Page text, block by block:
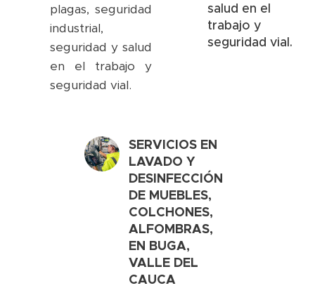
plagas, seguridad
industrial,
seguridad y salud
en el trabajo y
seguridad vial.
salud en el
trabajo y
seguridad vial.
SERVICIOS EN
LAVADO Y
DESINFECCIÓN
DE MUEBLES,
COLCHONES,
ALFOMBRAS,
EN BUGA,
VALLE DEL
CAUCA